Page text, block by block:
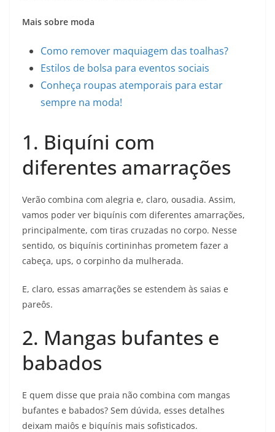
Mais sobre moda
Como remover maquiagem das toalhas?
Estilos de bolsa para eventos sociais
Conheça roupas atemporais para estar
sempre na moda!
1. Biquíni com
diferentes amarrações
Verão combina com alegria e, claro, ousadia. Assim,
vamos poder ver biquínis com diferentes amarrações,
principalmente, com tiras cruzadas no corpo. Nesse
sentido, os biquínis cortininhas prometem fazer a
cabeça, ups, o corpinho da mulherada.
E, claro, essas amarrações se estendem às saias e
pareôs.
2. Mangas bufantes e
babados
E quem disse que praia não combina com mangas
bufantes e babados? Sem dúvida, esses detalhes
deixam maiôs e biquínis mais sofisticados.